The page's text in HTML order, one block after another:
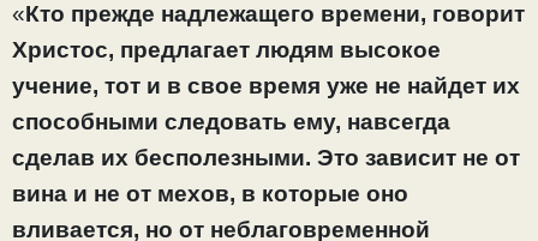
«Кто прежде надлежащего времени, говорит
Христос, предлагает людям высокое
учение, тот и в свое время уже не найдет их
способными следовать ему, навсегда
сделав их бесполезными. Это зависит не от
вина и не от мехов, в которые оно
вливается, но от неблаговременной